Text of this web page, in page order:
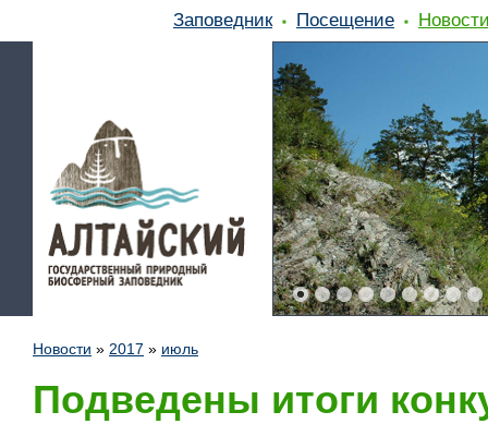
Заповедник Посещение
Новости » 2017 » июль
Подведены итоги